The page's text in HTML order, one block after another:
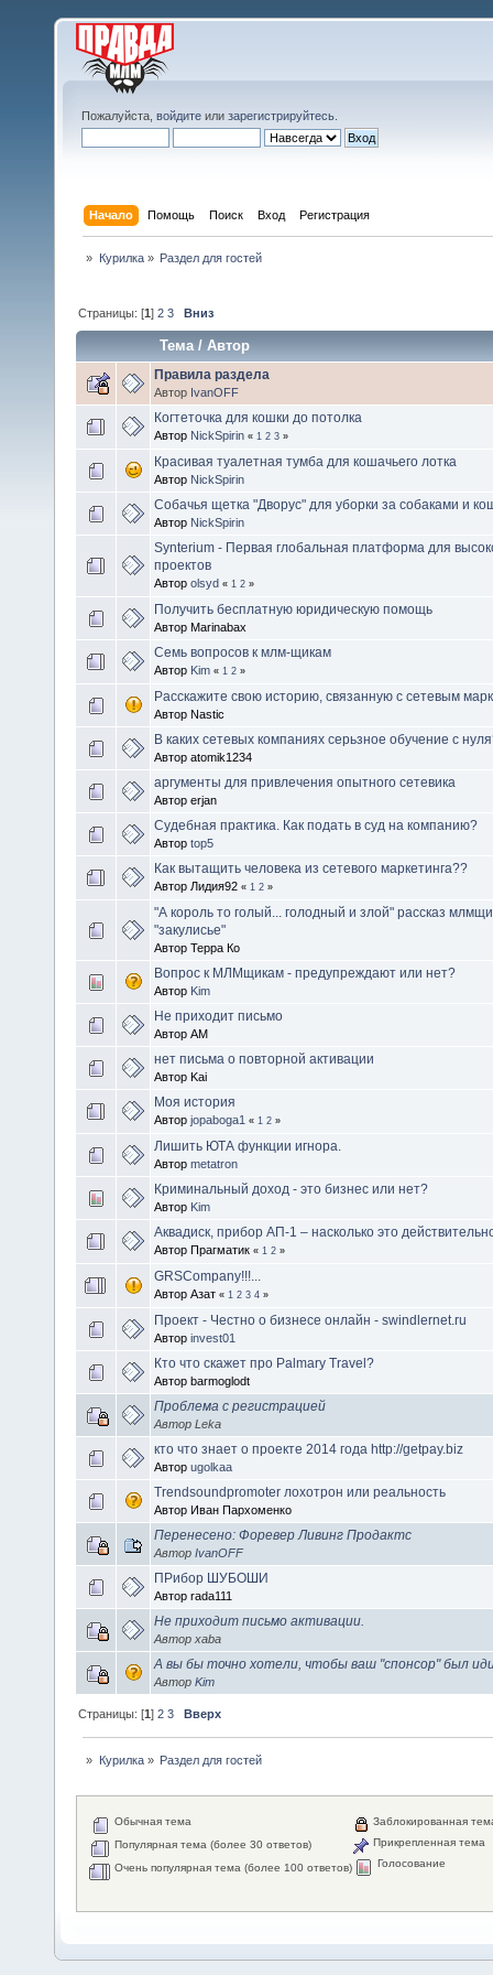
Пожалуйста, войдите или зарегистрируйтесь
Начало Помощь Поиск Вход Регистрация
» Курилка» Раздел для гостей
Страницы: [1]2 3 Вниз
Тема/Автор
Правила раздела
Автор IvanOFF
Когтеточка для кошки до потолка
Автор NickSpirin « 1 2 3 »
Красивая туалетная тумба для кошачьего лотка
Автор NickSpirin
Собачья щетка "Дворус" для уборки за собаками и
Автор NickSpirin
Synterium - Первая глобальная платформа для
проектов
Автор olsyd « 1 2 »
Получить бесплатную юридическую помощь
Автор Marinabax
Семь вопросов к млм-щикам
Автор Kim « 1 2 »
Расскажите свою историю, связанную с сетевым
Автор Nastic
В каких сетевых компаниях серьзное обучение с
Автор atomik1234
аргументы для привлечения опытного сетевика
Автор erjan
Судебная практика. Как подать в суд на компанию?
Автор top5
Как вытащить человека из сетевого маркетинга??
Автор Лидия92 « 1 2 »
"А король то голый... голодный и злой" рассказ
"закулисье"
Автор Терра Ко
Вопрос к МЛМщикам - предупреждают или нет?
Автор Kim
Не приходит письмо
Автор AM
нет письма о повторной активации
Автор Kai
Моя история
Автор jopaboga1 « 1 2 »
Лишить ЮТА функции игнора.
Автор metatron
Криминальный доход - это бизнес или нет?
Автор Kim
Аквадиск, прибор АП-1 – насколько это
Автор Прагматик « 1 2 »
GRSCompany!!!...
Автор Азат « 1 2 3 4 »
Проект - Честно о бизнесе онлайн - swindlernet.ru
Автор invest01
Кто что скажет про Palmary Travel?
Автор barmoglodt
Проблема с регистрацией
Автор Leka
кто что знает о проекте 2014 года http://getpay.biz
Автор ugolkaa
Trendsoundpromoter лохотрон или реальность
Автор Иван Пархоменко
Перенесено: Форевер Ливинг Продактс
Автор IvanOFF
ПРибор ШУБОШИ
Автор rada111
Не приходит письмо активации.
Автор xaba
А вы бы точно хотели, чтобы ваш "спонсор" был
Автор Kim
Страницы: [1]2 3 Вверх
» Курилка» Раздел для гостей
Обычная тема
Популярная тема (более 30 ответов)
Очень популярная тема (более 100 ответов)
Заблокированная
Прикрепленная тема
Голосование